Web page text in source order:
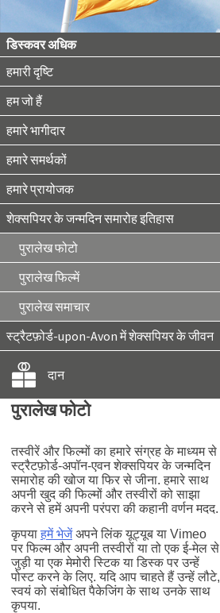
डिस्कवर अधिक
हमारी दृष्टि
हम जो हैं
हमारे भागीदार
हमारे समर्थकों
हमारे प्रायोजक
शेक्सपियर के जन्मदिन समारोह इतिहास
पुरालेख फोटो
पुरालेख फिल्में
पुरालेख समाचार
स्ट्रैटफ़ोर्ड-upon-Avon में शेक्सपियर के जीवन
दान
पुरालेख फोटो
तस्वीरें और फिल्मों का हमारे संग्रह के माध्यम से
स्ट्रैटफ़ोर्ड-अपॉन-एवन शेक्सपियर के जन्मदिन
समारोह की खोज या फिर से जीना. हमारे साथ
अपनी खुद की फिल्मों और तस्वीरों को साझा
करने से हमें अपनी परंपरा की कहानी वर्णन मदद.
कृपयाहमें भेजेंअपने लिंक यूट्यूब या Vimeo
पर फिल्म और अपनी तस्वीरों या तो एक ई-मेल से
जुड़ी या एक मेमोरी स्टिक या डिस्क पर उन्हें
पोस्ट करने के लिए. यदि आप चाहते हैं उन्हें लौटे,
स्वयं को संबोधित पैकेजिंग के साथ उनके साथ
कृपया.